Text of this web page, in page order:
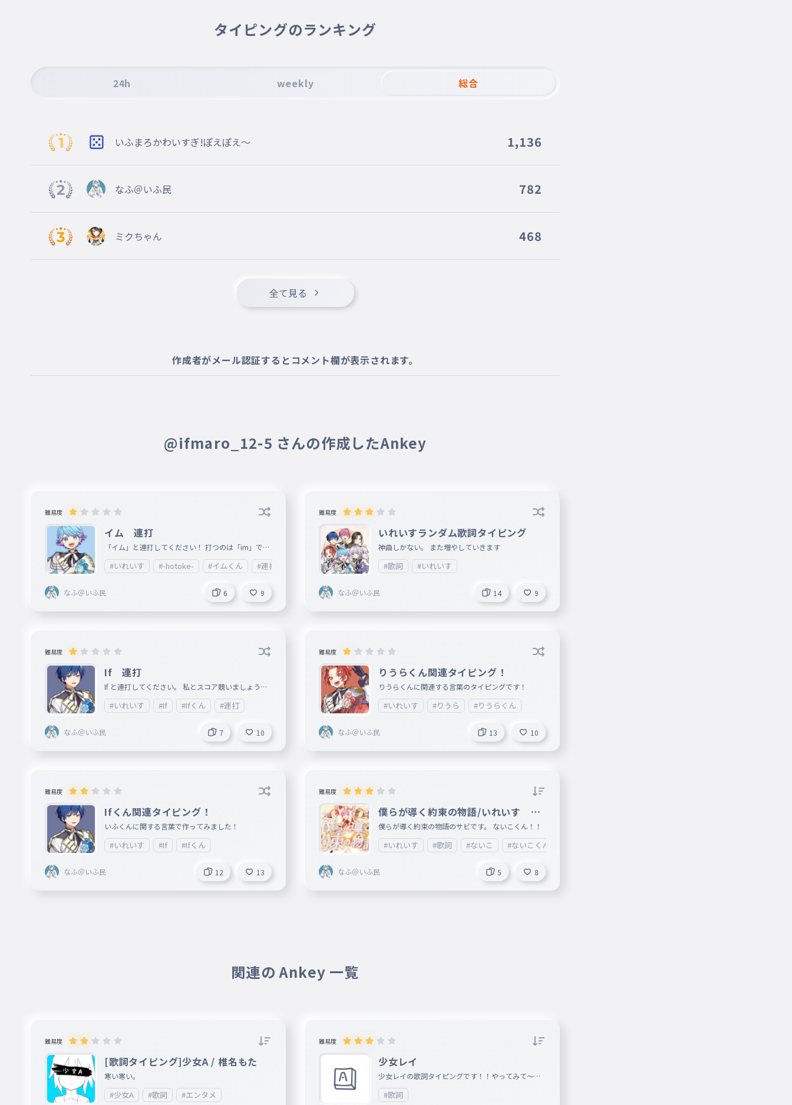
踏み切ったこの気持ちだけは二度と止まらないからタイピングのランキング
24h weekly 総合
いふまろかわいすぎ!ぽえぽえ〜 1,136
なふ＠いふ民 782
ミクちゃん 468
全て見る
作成者がメール認証するとコメント欄が表示されます。
@ifmaro_12-5 さんの作成したAnkey
難易度
イム 連打
「イム」と連打してください！ 打つのは「im」でい
いです！
#いれいす #-hotoke- #イムくん #連打
なふ＠いふ民 6 9
難易度
いれいすランダム歌詞タイピング
神曲しかない。 また増やしていきます
#歌詞 #いれいす
なふ＠いふ民 14 9
難易度
If 連打
If と連打してください。 私とスコア競いましょう（
（
#いれいす #If #Ifくん #連打
なふ＠いふ民 7 10
難易度
りうらくん関連タイピング！
りうらくんに関連する言葉のタイピングです！
#いれいす #りうら #りうらくん
なふ＠いふ民 13 10
難易度
Ifくん関連タイピング！
いふくんに関する言葉で作ってみました！
#いれいす #If #Ifくん
なふ＠いふ民 12 13
難易度
僕らが導く約束の物語/いれいす サ
ビ
僕らが導く約束の物語のサビです。 ないこくん！！
#いれいす #歌詞 #ないこ #ないこくん
なふ＠いふ民 5 8
関連の Ankey 一覧
難易度
[歌詞タイピング]少女A / 椎名もた
寒い寒い。
#少女A #歌詞 #エンタメ
難易度
少女レイ
少女レイの歌詞タイピングです！！やってみて〜！
！
#歌詞